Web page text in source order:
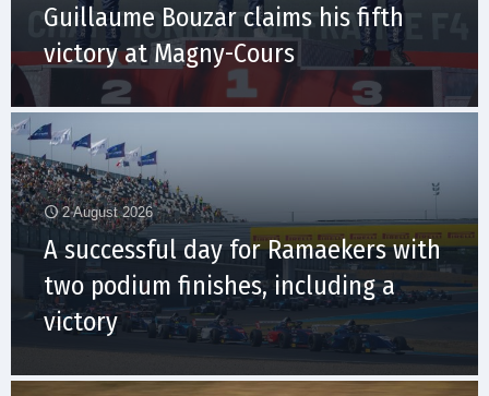
Guillaume Bouzar claims his fifth
victory at Magny-Cours
2 August 2026
A successful day for Ramaekers with
two podium finishes, including a
victory